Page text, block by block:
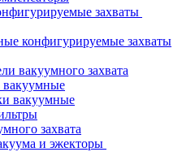
захваты
конфигурируемые захваты
вакуумного захвата
вакуумные
вакуумные
захвата
и эжекторы